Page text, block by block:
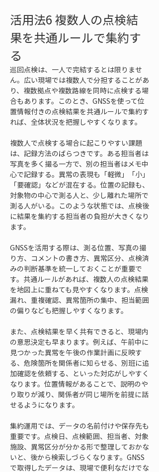
活用法6 複数人の点検結
果を共通ルールで集約す
る
巡回点検は、一人で完結するとは限りませ
ん。広い現場では複数人で分担することがあ
り、複数拠点や複数路線を同時に点検する場
合もあります。このとき、GNSSを使って位
置情報付きの点検結果を共通ルールで集約す
れば、全体状況を把握しやすくなります。
複数人で点検する場合に起こりやすい課題
は、記録方法のばらつきです。ある担当者は
写真を多く撮る一方で、別の担当者はメモ中
心で記録する。異常の表現も「軽微」「小」
「要確認」などが混在する。位置の記録も、
対象物の中心で測る人と、少し離れた場所で
測る人がいる。このような状態では、点検後
に結果を集約する担当者の負担が大きくなり
ます。
GNSSを活用する際は、測る位置、写真の撮
り方、コメントの書き方、異常区分、点検済
みの判断基準を統一しておくことが重要で
す。共通ルールがあれば、複数人の点検結果
を地図上に重ねても見やすくなります。点検
漏れ、重複確認、異常箇所の集中、担当範囲
の偏りなども把握しやすくなります。
また、点検結果を早く共有できると、現場内
の意思決定も早まります。例えば、午前中に
見つかった異常を午後の作業計画に反映す
る、危険箇所を関係者に知らせる、別班に追
加確認を依頼する、といった対応がしやすく
なります。位置情報があることで、説明のや
り取りが減り、関係者が同じ場所を前提に話
せるようになります。
集約運用では、データの名前付けや保存先も
重要です。点検日、点検範囲、担当者、対象
施設、異常区分が分かる形で整理しておかな
いと、後から検索しづらくなります。GNSS
で取得したデータは、現場で便利なだけでな